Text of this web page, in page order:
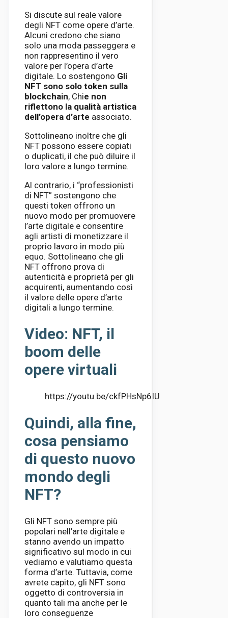
Si discute sul reale valore
degli NFT come opere d’arte.
Alcuni credono che siano
solo una moda passeggera e
non rappresentino il vero
valore per l’opera d’arte
digitale. Lo sostengono Gli
NFT sono solo token sulla
blockchain, Chie non
riflettono la qualità artistica
dell’opera d’arte associato.
Sottolineano inoltre che gli
NFT possono essere copiati
o duplicati, il che può diluire il
loro valore a lungo termine.
Al contrario, i “professionisti
di NFT” sostengono che
questi token offrono un
nuovo modo per promuovere
l’arte digitale e consentire
agli artisti di monetizzare il
proprio lavoro in modo più
equo. Sottolineano che gli
NFT offrono prova di
autenticità e proprietà per gli
acquirenti, aumentando così
il valore delle opere d’arte
digitali a lungo termine.
Video: NFT, il
boom delle
opere virtuali
https://youtu.be/ckfPHsNp6IU
Quindi, alla fine,
cosa pensiamo
di questo nuovo
mondo degli
NFT?
Gli NFT sono sempre più
popolari nell’arte digitale e
stanno avendo un impatto
significativo sul modo in cui
vediamo e valutiamo questa
forma d’arte. Tuttavia, come
avrete capito, gli NFT sono
oggetto di controversia in
quanto tali ma anche per le
loro conseguenze